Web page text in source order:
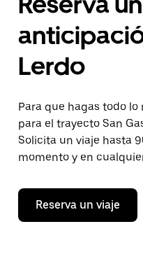
Lerdo
Para que hagas todo
para el trayecto San
Solicita un viaje hasta
momento y en
Reserva un viaje